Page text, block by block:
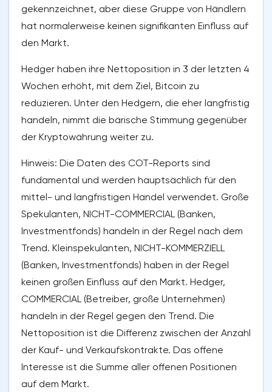
gekennzeichnet, aber diese Gruppe von Händlern
hat normalerweise keinen signifikanten Einfluss auf
den Markt.
Hedger haben ihre Nettoposition in 3 der letzten 4
Wochen erhöht, mit dem Ziel, Bitcoin zu
reduzieren. Unter den Hedgern, die eher langfristig
handeln, nimmt die bärische Stimmung gegenüber
der Kryptowährung weiter zu.
Hinweis: Die Daten des COT-Reports sind
fundamental und werden hauptsächlich für den
mittel- und langfristigen Handel verwendet. Große
Spekulanten, NICHT-COMMERCIAL (Banken,
Investmentfonds) handeln in der Regel nach dem
Trend. Kleinspekulanten, NICHT-KOMMERZIELL
(Banken, Investmentfonds) haben in der Regel
keinen großen Einfluss auf den Markt. Hedger,
COMMERCIAL (Betreiber, große Unternehmen)
handeln in der Regel gegen den Trend. Die
Nettoposition ist die Differenz zwischen der Anzahl
der Kauf- und Verkaufskontrakte. Das offene
Interesse ist die Summe aller offenen Positionen
auf dem Markt.